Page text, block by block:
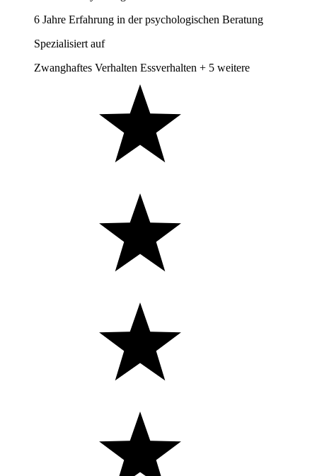
6 Jahre Erfahrung in der psychologischen Beratung
Spezialisiert auf
Zwanghaftes Verhalten Essverhalten + 5 weitere